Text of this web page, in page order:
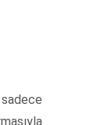
sadece